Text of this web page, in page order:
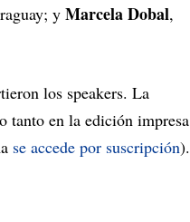
y Marcela Dobal,
los speakers. La
tanto en la edición impresa
se accede por suscripción).